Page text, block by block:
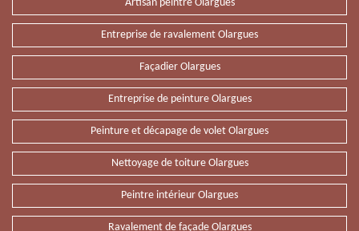
Artisan peintre Olargues
Entreprise de ravalement Olargues
Façadier Olargues
Entreprise de peinture Olargues
Peinture et décapage de volet Olargues
Nettoyage de toiture Olargues
Peintre intérieur Olargues
Ravalement de façade Olargues